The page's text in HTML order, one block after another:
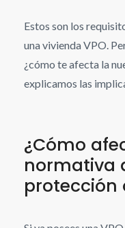
Estos son los
una vivienda VPO.
¿cómo te afecta la
explicamos las
¿Cómo
normativa
protección